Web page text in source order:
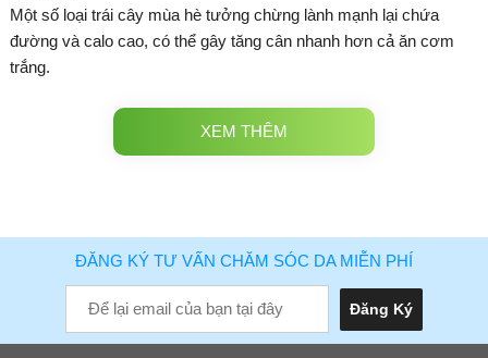
Một số loại trái cây mùa hè tưởng chừng lành mạnh lại chứa
đường và calo cao, có thể gây tăng cân nhanh hơn cả ăn cơm
trắng.
XEM THÊM
ĐĂNG KÝ TƯ VẤN CHĂM SÓC DA MIỄN PHÍ